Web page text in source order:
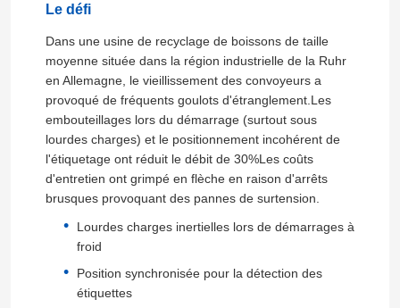
Le défi
Dans une usine de recyclage de boissons de taille
moyenne située dans la région industrielle de la Ruhr
en Allemagne, le vieillissement des convoyeurs a
provoqué de fréquents goulots d'étranglement.Les
embouteillages lors du démarrage (surtout sous
lourdes charges) et le positionnement incohérent de
l'étiquetage ont réduit le débit de 30%Les coûts
d'entretien ont grimpé en flèche en raison d'arrêts
brusques provoquant des pannes de surtension.
Lourdes charges inertielles lors de démarrages à
froid
Position synchronisée pour la détection des
étiquettes